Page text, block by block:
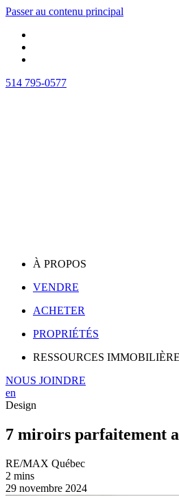
Passer au contenu principal
514 795-0577
À PROPOS
VENDRE
ACHETER
PROPRIÉTÉS
RESSOURCES
NOUS JOINDRE
en
Design
7 miroirs parfaitement
RE/MAX Québec
2 mins
29 novembre 2024